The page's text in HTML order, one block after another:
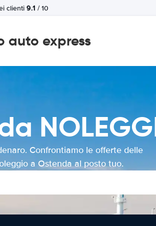
clienti 9.1 / 10
auto express
Confrontiamo le offerte delle
a Ostenda al posto tuo.